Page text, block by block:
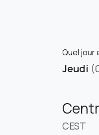
Quel jour
Jeudi
CEST